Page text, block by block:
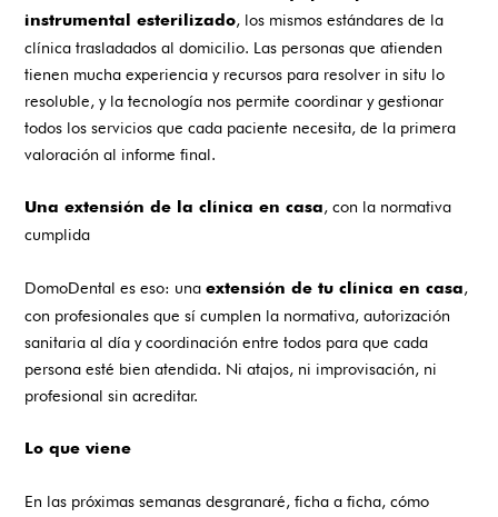
instrumental esterilizado, los mismos estándares de la
clínica trasladados al domicilio. Las personas que atienden
tienen mucha experiencia y recursos para resolver in situ lo
resoluble, y la tecnología nos permite coordinar y gestionar
todos los servicios que cada paciente necesita, de la primera
valoración al informe final.
Una extensión de la clínica en casa , con la normativa
cumplida
DomoDental es eso: unaextensión de tu clínica en casa ,
con profesionales que sí cumplen la normativa, autorización
sanitaria al día y coordinación entre todos para que cada
persona esté bien atendida. Ni atajos, ni improvisación, ni
profesional sin acreditar.
Lo que viene
En las próximas semanas desgranaré, ficha a ficha, cómo